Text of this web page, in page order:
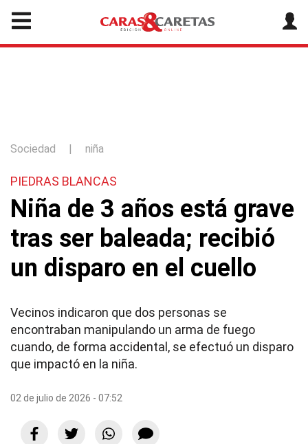
Sociedad | niña
PIEDRAS BLANCAS
Niña de 3 años está grave
tras ser baleada; recibió
un disparo en el cuello
Vecinos indicaron que dos personas se
encontraban manipulando un arma de fuego
cuando, de forma accidental, se efectuó un disparo
que impactó en la niña.
02 de julio de 2026 - 07:52